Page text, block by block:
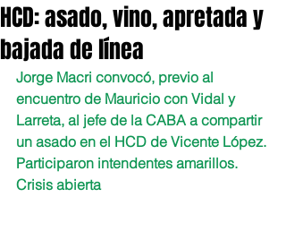
HCD: asado, vino, apretada y
bajada de línea
Jorge Macri convocó, previo al
encuentro de Mauricio con Vidal y
Larreta, al jefe de la CABA a compartir
un asado en el HCD de Vicente López.
Participaron intendentes amarillos.
Crisis abierta